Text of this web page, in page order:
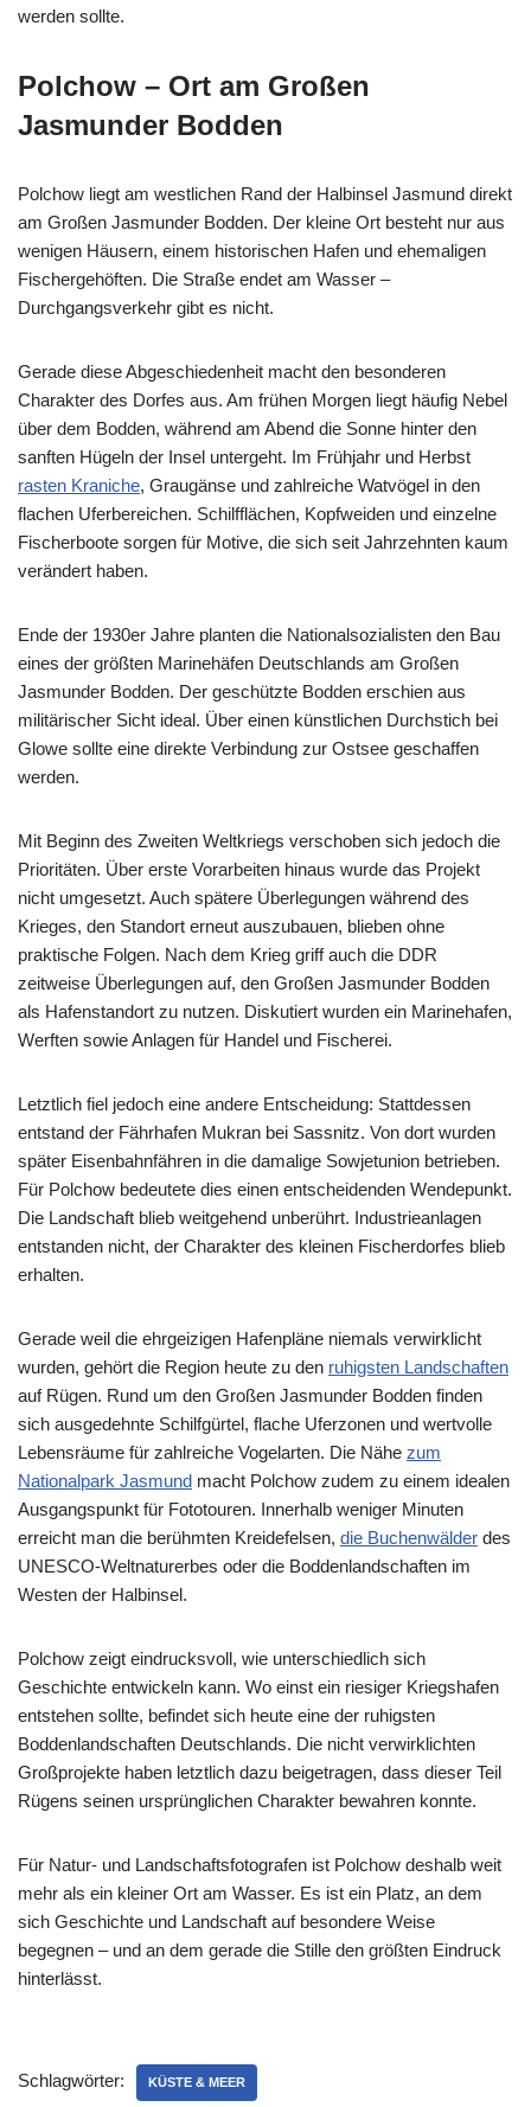
werden sollte.
Polchow – Ort am Großen
Jasmunder Bodden
Polchow liegt am westlichen Rand der Halbinsel Jasmund direkt
am Großen Jasmunder Bodden. Der kleine Ort besteht nur aus
wenigen Häusern, einem historischen Hafen und ehemaligen
Fischergehöften. Die Straße endet am Wasser –
Durchgangsverkehr gibt es nicht.
Gerade diese Abgeschiedenheit macht den besonderen
Charakter des Dorfes aus. Am frühen Morgen liegt häufig Nebel
über dem Bodden, während am Abend die Sonne hinter den
sanften Hügeln der Insel untergeht. Im Frühjahr und Herbst
rasten Kraniche, Graugänse und zahlreiche Watvögel in den
flachen Uferbereichen. Schilfflächen, Kopfweiden und einzelne
Fischerboote sorgen für Motive, die sich seit Jahrzehnten kaum
verändert haben.
Ende der 1930er Jahre planten die Nationalsozialisten den Bau
eines der größten Marinehäfen Deutschlands am Großen
Jasmunder Bodden. Der geschützte Bodden erschien aus
militärischer Sicht ideal. Über einen künstlichen Durchstich bei
Glowe sollte eine direkte Verbindung zur Ostsee geschaffen
werden.
Mit Beginn des Zweiten Weltkriegs verschoben sich jedoch die
Prioritäten. Über erste Vorarbeiten hinaus wurde das Projekt
nicht umgesetzt. Auch spätere Überlegungen während des
Krieges, den Standort erneut auszubauen, blieben ohne
praktische Folgen. Nach dem Krieg griff auch die DDR
zeitweise Überlegungen auf, den Großen Jasmunder Bodden
als Hafenstandort zu nutzen. Diskutiert wurden ein Marinehafen,
Werften sowie Anlagen für Handel und Fischerei.
Letztlich fiel jedoch eine andere Entscheidung: Stattdessen
entstand der Fährhafen Mukran bei Sassnitz. Von dort wurden
später Eisenbahnfähren in die damalige Sowjetunion betrieben.
Für Polchow bedeutete dies einen entscheidenden Wendepunkt.
Die Landschaft blieb weitgehend unberührt. Industrieanlagen
entstanden nicht, der Charakter des kleinen Fischerdorfes blieb
erhalten.
Gerade weil die ehrgeizigen Hafenpläne niemals verwirklicht
wurden, gehört die Region heute zu den ruhigsten Landschaften
auf Rügen. Rund um den Großen Jasmunder Bodden finden
sich ausgedehnte Schilfgürtel, flache Uferzonen und wertvolle
Lebensräume für zahlreiche Vogelarten. Die Nähe zum
Nationalpark Jasmund macht Polchow zudem zu einem idealen
Ausgangspunkt für Fototouren. Innerhalb weniger Minuten
erreicht man die berühmten Kreidefelsen, die Buchenwälder des
UNESCO-Weltnaturerbes oder die Boddenlandschaften im
Westen der Halbinsel.
Polchow zeigt eindrucksvoll, wie unterschiedlich sich
Geschichte entwickeln kann. Wo einst ein riesiger Kriegshafen
entstehen sollte, befindet sich heute eine der ruhigsten
Boddenlandschaften Deutschlands. Die nicht verwirklichten
Großprojekte haben letztlich dazu beigetragen, dass dieser Teil
Rügens seinen ursprünglichen Charakter bewahren konnte.
Für Natur- und Landschaftsfotografen ist Polchow deshalb weit
mehr als ein kleiner Ort am Wasser. Es ist ein Platz, an dem
sich Geschichte und Landschaft auf besondere Weise
begegnen – und an dem gerade die Stille den größten Eindruck
hinterlässt.
Schlagwörter: KÜSTE & MEER